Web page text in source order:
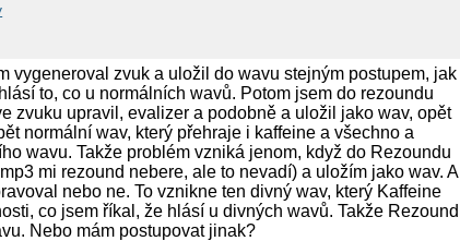
vygeneroval zvuk a uložil do wavu stejným postupem, jak
to, co u normálních wavů. Potom jsem do rezoundu
zvuku upravil, evalizer a podobně a uložil jako wav, opět
normální wav, který přehraje i kaffeine a všechno a
wavu. Takže problém vzniká jenom, když do Rezoundu
mi rezound nebere, ale to nevadí) a uložím jako wav. A
nebo ne. To vznikne ten divný wav, který Kaffeine
co jsem říkal, že hlásí u divných wavů. Takže Rezound
Nebo mám postupovat jinak?